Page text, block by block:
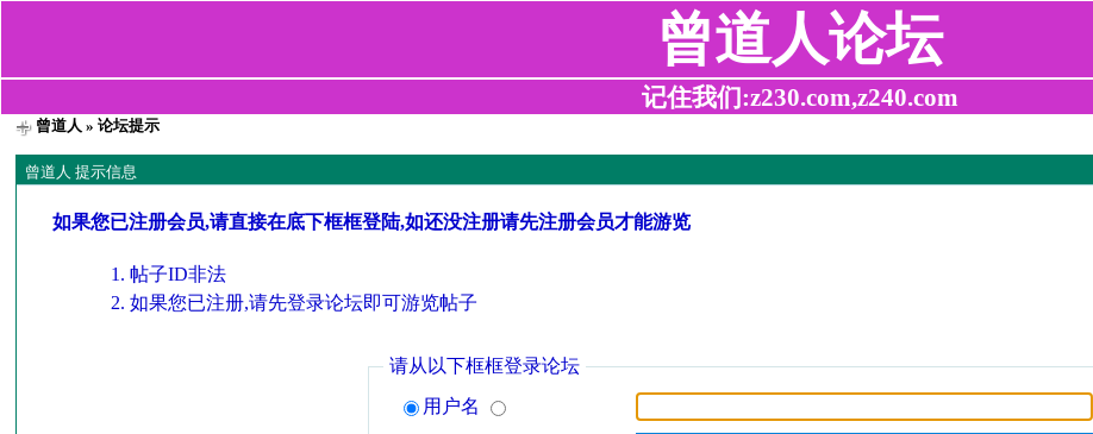
曾道人论坛
记住我们:z230.com,z240.com
曾道人 » 论坛提示
曾道人 提示信息
如果您已注册会员,请直接在底下框框登陆,如还没注册请先注册会员才能游览
帖子ID非法
如果您已注册,请先登录论坛即可游览帖子
请从以下框框登录论坛
用户名